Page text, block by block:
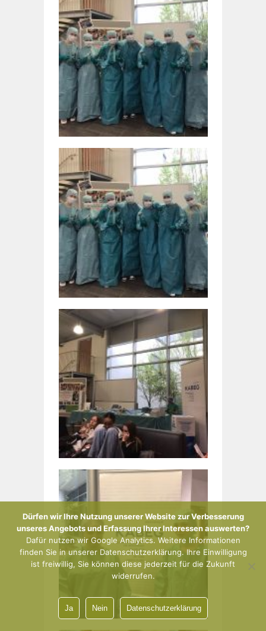
Dürfen wir Ihre Nutzung unserer Website zur Verbesserung
unseres Angebots und Erfassung Ihrer Interessen auswerten?
Dafür nutzen wir Google Analytics. Weitere Informationen
finden Sie in unserer Datenschutzerklärung. Ihre Einwilligung
ist freiwillig, Sie können diese jederzeit für die Zukunft
widerrufen.
Ja Nein Datenschutzerklärung